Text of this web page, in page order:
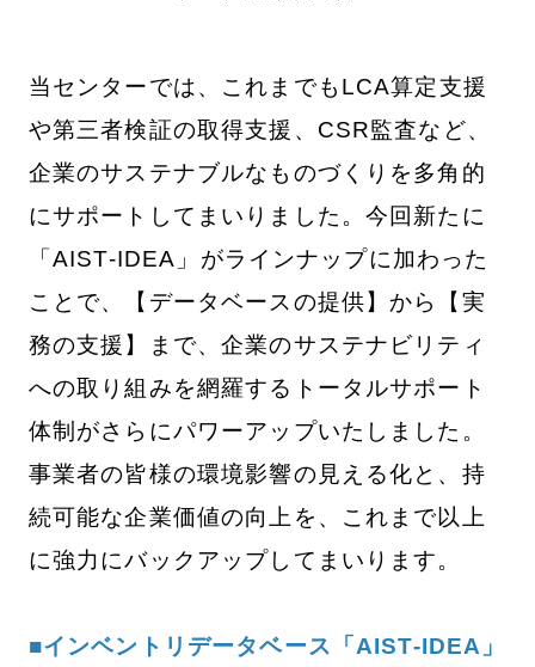
当センターでは、これまでもLCA算定支援
や第三者検証の取得支援、CSR監査など、
企業のサステナブルなものづくりを多角的
にサポートしてまいりました。今回新たに
「AIST-IDEA」がラインナップに加わった
ことで、【データベースの提供】から【実
務の支援】まで、企業のサステナビリティ
への取り組みを網羅するトータルサポート
体制がさらにパワーアップいたしました。
事業者の皆様の環境影響の見える化と、持
続可能な企業価値の向上を、これまで以上
に強力にバックアップしてまいります。
■インベントリデータベース「AIST-IDEA」